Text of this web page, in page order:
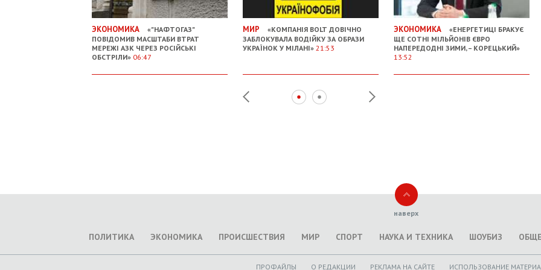
ЭКОНОМИКА
«"НАФТОГАЗ"
ПОВІДОМИВ МАСШТАБИ ВТРАТ
МЕРЕЖІ АЗК ЧЕРЕЗ РОСІЙСЬКІ
ОБСТРІЛИ» 06:47
МИР
«КОМПАНІЯ BOLT ДОВІЧНО
ЗАБЛОКУВАЛА ВОДІЙКУ ЗА ОБРАЗИ
УКРАЇНОК У МІЛАНІ» 21:53
ЭКОНОМИКА
«ЕНЕРГЕТИЦІ БРАКУЄ
ЩЕ СОТНІ МІЛЬЙОНІВ ЄВРО
НАПЕРЕДОДНІ ЗИМИ, – КОРЕЦЬКИЙ»
13:52
наверх
ПОЛИТИКА ЭКОНОМИКА ПРОИСШЕСТВИЯ МИР СПОРТ НАУКА И ТЕХНИКА ШОУБИЗ
ПРОФАЙЛЫ O РЕДАКЦИИ РЕКЛАМА НА САЙТЕ ИСПОЛЬЗОВАНИЕ